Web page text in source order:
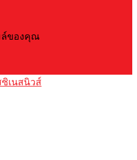
ล์ของคุณ
เนสนิวส์